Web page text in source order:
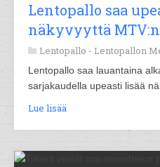
Lentopallo saa
näkyvyyttä
Lentopallo - Lentopallon
Lentopallo saa lauantaina
sarjakaudella upeasti lisää
Lue lisää